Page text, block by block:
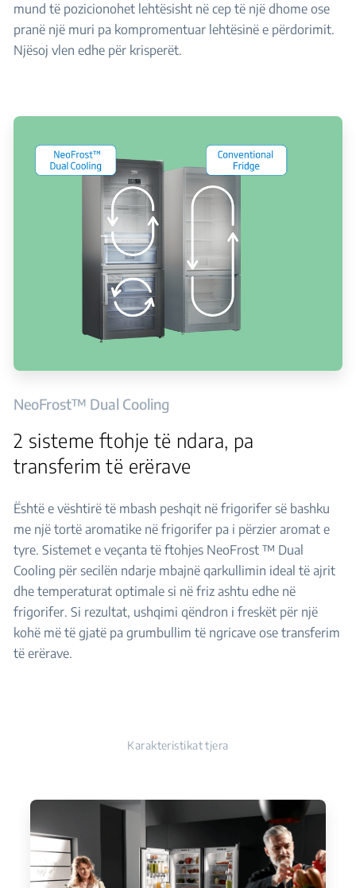
mund të pozicionohet lehtësisht në cep të një dhome ose
pranë një muri pa kompromentuar lehtësinë e përdorimit.
Njësoj vlen edhe për krisperët.
NeoFrost™ Dual Cooling
2 sisteme ftohje të ndara, pa
transferim të erërave
Është e vështirë të mbash peshqit në frigorifer së bashku
me një tortë aromatike në frigorifer pa i përzier aromat e
tyre. Sistemet e veçanta të ftohjes NeoFrost ™ Dual
Cooling për secilën ndarje mbajnë qarkullimin ideal të ajrit
dhe temperaturat optimale si në friz ashtu edhe në
frigorifer. Si rezultat, ushqimi qëndron i freskët për një
kohë më të gjatë pa grumbullim të ngricave ose transferim
të erërave.
Karakteristikat tjera